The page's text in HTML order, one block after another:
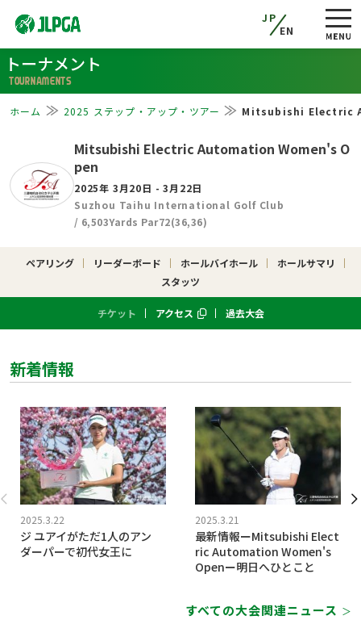
JP
EN
トーナメント
TOURNAMENTS
ホーム 2025 ステップ・アップ・ツアー Mitsubishi Electric
Mitsubishi Electric Automation Women's O
pen
2025年 3月20日 - 3月22日
Suzhou Taihu International Golf Club
/ 6,503Yards Par72(36,36)
ペアリング リーダーボード ホールバイホール
ホールサマリ
スタッツ
チケット アクセス 過去大会
新着情報
2025.3.22
ジ ユアイがただ1人のアン
ダーパーで初代女王に
2025.3.21
最新情報ーMitsubishi Elect
ric Automation Women's
Openー明日へひとこと
すべての大会関連ニュース ＞